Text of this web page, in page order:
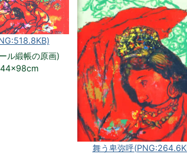
ル緞帳の原画)
舞う卑弥呼